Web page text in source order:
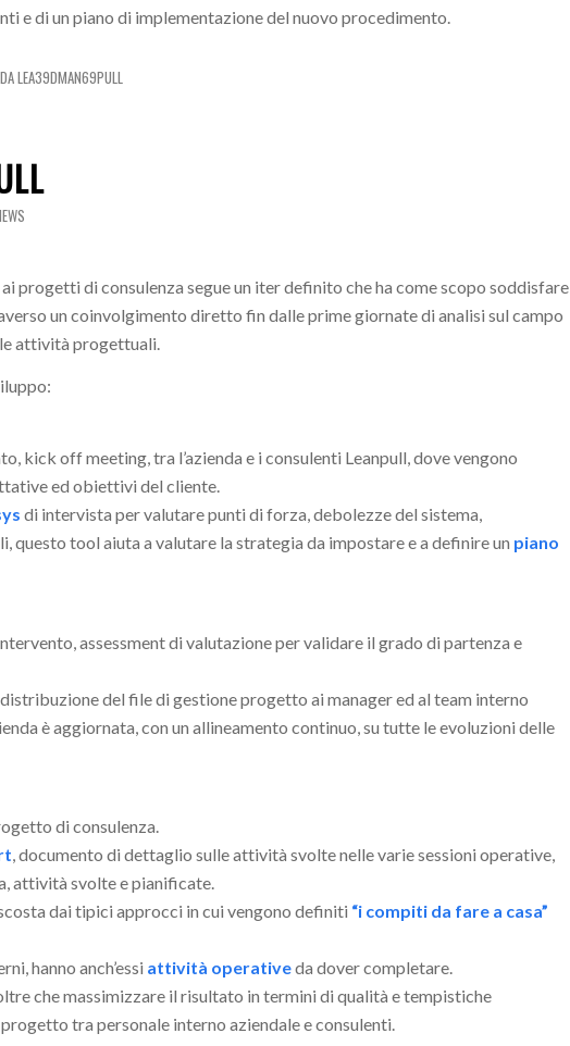
e di un piano di implementazione del nuovo procedimento.
DALEA39DMAN69PULL
progetti di consulenza segue un iter definito che ha come scopo soddisfare
un coinvolgimento diretto fin dalle prime giornate di analisi sul campo
attività progettuali.
kick off meeting, tra l’azienda e i consulenti Leanpull, dove vengono
ed obiettivi del cliente.
di intervista per valutare punti di forza, debolezze del sistema,
questo tool aiuta a valutare la strategia da impostare e a definire un piano
assessment di valutazione per validare il grado di partenza e
del file di gestione progetto ai manager ed al team interno
è aggiornata, con un allineamento continuo, su tutte le evoluzioni delle
di consulenza.
, documento di dettaglio sulle attività svolte nelle varie sessioni operative,
attività svolte e pianificate.
dai tipici approcci in cui vengono definiti “i compiti da fare a casa”
hanno anch’essi attività operativeda dover completare.
che massimizzare il risultato in termini di qualità e tempistiche
tra personale interno aziendale e consulenti.